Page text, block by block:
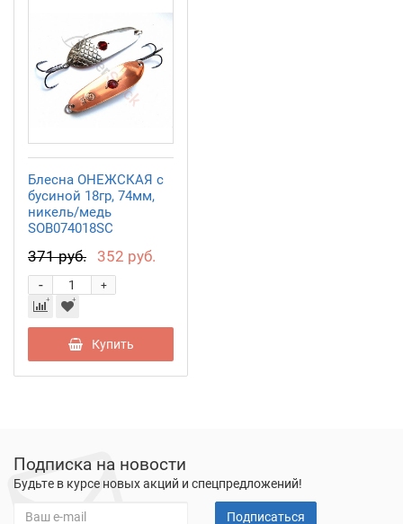
Блесна ОНЕЖСКАЯ с
бусиной 18гр, 74мм,
никель/медь
SOB074018SC
371 руб. 352 руб.
+
-
Купить
Подписка на новости
Будьте в курсе новых акций и спецпредложений!
Подписаться